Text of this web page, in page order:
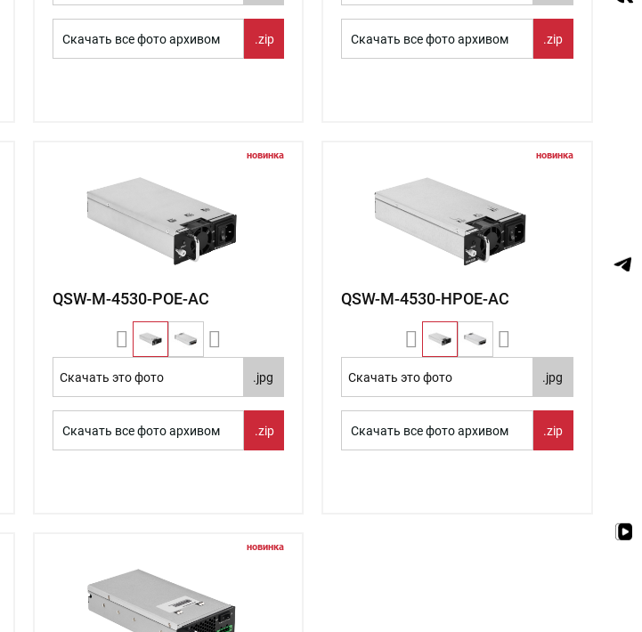
Скачать все фото архивом .zip Скачать все фото архивом .zip
новинка
QSW-M-4530-POE-AC
Скачать это фото .jpg
Скачать все фото архивом .zip
новинка
QSW-M-4530-HPOE-AC
Скачать это фото .jpg
Скачать все фото архивом .zip
новинка